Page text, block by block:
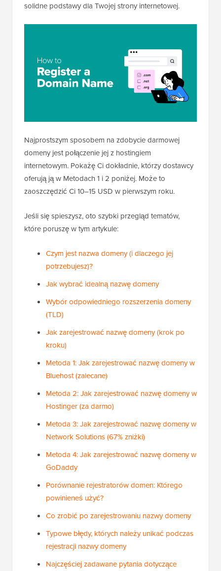
solidne podstawy dla Twojej strony internetowej.
Najprostszym sposobem na zdobycie darmowej
domeny jest połączenie jej z hostingiem
internetowym. Pokażę Ci dokładnie, którzy dostawcy
oferują ją w Metodach 1 i 2 poniżej. Może to
zaoszczędzić Ci 10–15 USD w pierwszym roku.
Jeśli się spieszysz, oto szybki przegląd tematów,
które poruszę w tym artykule:
Czym jest nazwa domeny (i dlaczego jej
potrzebujesz)?
Jak wybrać idealną nazwę domeny
Wybór odpowiedniego rozszerzenia domeny
(TLD)
Jak zarejestrować nazwę domeny (krok po
kroku)
Metoda 1: Jak zarejestrować nazwę domeny w
Bluehost (zalecane)
Metoda 2: Jak zarejestrować nazwę domeny w
Hostinger (za darmo)
Metoda 3: Jak zarejestrować nazwę domeny w
Network Solutions (67% zniżki)
Metoda 4: Jak zarejestrować nazwę domeny w
GoDaddy
Porównanie rejestratorów domen: Którego
powinieneś użyć?
Co zrobić po zarejestrowaniu nazwy domeny
Typowe błędy, których należy unikać podczas
rejestracji nazwy domeny
Najczęściej zadawane pytania dotyczące